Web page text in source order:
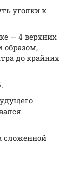
уголки к
— 4 верхних
образом,
до крайних
сложенной